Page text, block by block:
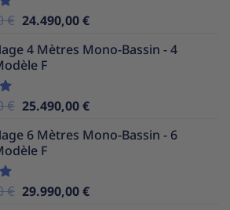
€ Le
initial
était :
24.490,00€Le
actuel
4 Mètres Mono-Bassin - 4
F
€ Le
initial
était :
25.490,00€Le
actuel
6 Mètres Mono-Bassin - 6
F
€ Le
29.990,00€Le